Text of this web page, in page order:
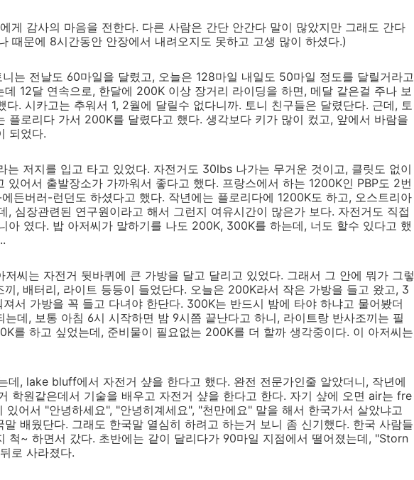
게 감사의 마음을 전한다. 다른 사람은 간단 안간다 말이 많았지만 그래도 간다
때문에 8시간동안 안장에서 내려오지도 못하고 고생 많이 하셨다.)
는 전날도 60마일을 달렸고, 오늘은 128마일 내일도 50마일 정도를 달릴거라고
12달 연속으로, 한달에 200K 이상 장거리 라이딩을 하면, 메달 같은걸 주나 보
. 시카고는 추워서 1, 2월에 달릴수 없다니까. 토니 친구들은 달렸단다. 근데, 토
플로리다 가서 200K를 달렸다고 했다. 생각보다 키가 많이 컸고, 앞에서 바람을
되었다.
는 저지를 입고 타고 있었다. 자전거도 30lbs 나가는 무거운 것이고, 클릿도 없이
있어서 출발장소가 가까워서 좋다고 했다. 프랑스에서 하는 1200K인 PBP도 2번
든버러-런던도 하셨다고 했다. 작년에는 플로리다에 1200K도 하고, 오스트리아
, 심장관련된 연구원이라고 해서 그런지 여유시간이 많은가 보다. 자전거도 직접
아 였다. 밥 아저씨가 말하기를 나도 200K, 300K를 하는데, 너도 할수 있다고 했
씨는 자전거 뒷바퀴에 큰 가방을 달고 달리고 있었다. 그래서 그 안에 뭐가 그렇
, 배터리, 라이트 등등이 들었단다. 오늘은 200K라서 작은 가방을 들고 왔고, 3
서 가방을 꼭 들고 다녀야 한단다. 300K는 반드시 밤에 타야 하냐고 물어봤더
데, 보통 아침 6시 시작하면 밤 9시쯤 끝난다고 하니, 라이트랑 반사조끼는 필
를 하고 싶었는데, 준비물이 필요없는 200K를 더 할까 생각중이다. 이 아저씨는
데, lake bluff에서 자전거 샾을 한다고 했다. 완전 전문가인줄 알았더니, 작년에
학원같은데서 기술을 배우고 자전거 샾을 한다고 한다. 자기 샾에 오면 air는 fre
어서 "안녕하세요", "안녕히계세요", "천만에요" 말을 해서 한국가서 살았냐고
배웠단다. 그래도 한국말 열심히 하려고 하는거 보니 좀 신기했다. 한국 사람들
척~ 하면서 갔다. 초반에는 같이 달리다가 90마일 지점에서 떨어졌는데, "Storn
로 사라졌다.